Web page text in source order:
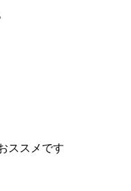
ススメです